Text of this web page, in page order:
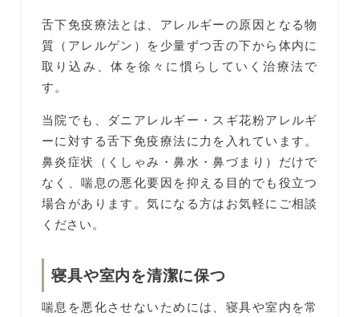
舌下免疫療法とは、アレルギーの原因となる物
質（アレルゲン）を少量ずつ舌の下から体内に
取り込み、体を徐々に慣らしていく治療法で
す。
当院でも、ダニアレルギー・スギ花粉アレルギ
ーに対する舌下免疫療法に力を入れています。
鼻炎症状（くしゃみ・鼻水・鼻づまり）だけで
なく、喘息の悪化要因を抑える目的でも役立つ
場合があります。気になる方はお気軽にご相談
ください。
寝具や室内を清潔に保つ
喘息を悪化させないためには、寝具や室内を常